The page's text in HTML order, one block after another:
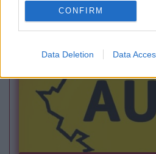
CONFIRM
Data Deletion Data
afaceri au fost